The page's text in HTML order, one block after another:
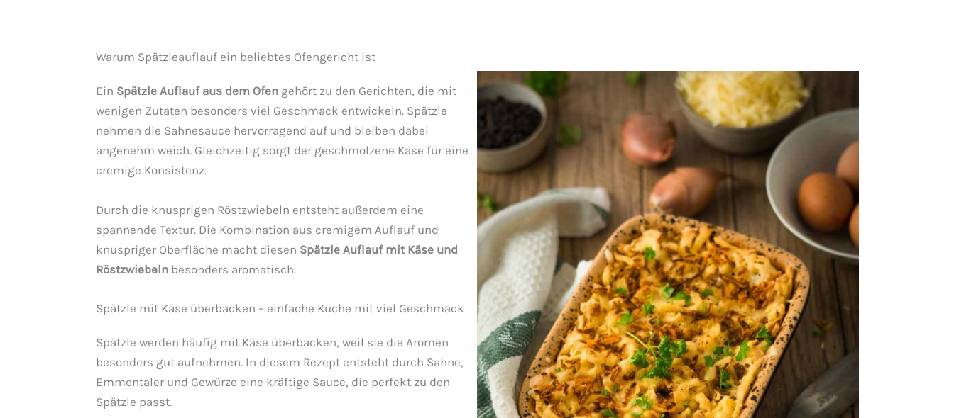
Warum Spätzleauflauf ein beliebtes Ofengericht ist
Ein Spätzle Auflauf aus dem Ofengehört zu den Gerichten, die mit
wenigen Zutaten besonders viel Geschmack entwickeln. Spätzle
nehmen die Sahnesauce hervorragend auf und bleiben dabei
angenehm weich. Gleichzeitig sorgt der geschmolzene Käse für eine
cremige Konsistenz.
Durch die knusprigen Röstzwiebeln entsteht außerdem eine
spannende Textur. Die Kombination aus cremigem Auflauf und
knuspriger Oberfläche macht diesen Spätzle Auflauf mit Käse und
Röstzwiebelnbesonders aromatisch.
Spätzle mit Käse überbacken – einfache Küche mit viel Geschmack
Spätzle werden häufig mit Käse überbacken, weil sie die Aromen
besonders gut aufnehmen. In diesem Rezept entsteht durch Sahne,
Emmentaler und Gewürze eine kräftige Sauce, die perfekt zu den
Spätzle passt.